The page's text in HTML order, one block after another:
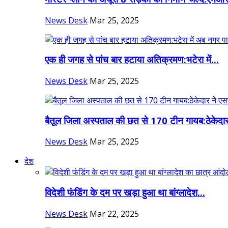
News Desk Mar 25, 2025
एक ही जगह से पांच बार हटाया अतिक्रमण:भटेरा में...
News Desk Mar 25, 2025
बैतूल जिला अस्पताल की छत से 170 टीन
News Desk Mar 25, 2025
देश
विदेशी फंडिंग के दम पर खड़ा हुआ था बांग्लादेश...
News Desk Mar 22, 2025